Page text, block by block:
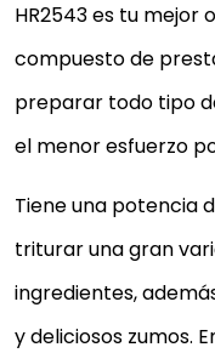
HR2543 es tu mejor
compuesto de
preparar todo tipo
el menor esfuerzo
Tiene una potencia
triturar una gran
ingredientes,
y deliciosos zumos.